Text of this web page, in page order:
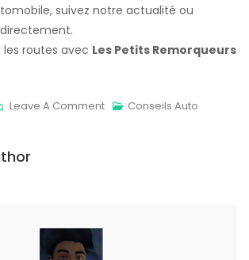
suivez notre actualité ou
routes avec Les Petits Remorqueurs
Leave A CommentOn
Conseils Auto